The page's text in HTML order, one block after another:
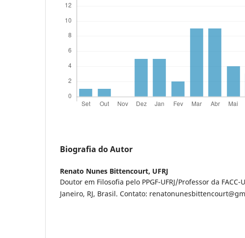
Biografia do Autor
Renato Nunes Bittencourt, UFRJ
Doutor em Filosofia pelo PPGF-UFRJ/Professor da FACC-
Janeiro, RJ, Brasil. Contato: